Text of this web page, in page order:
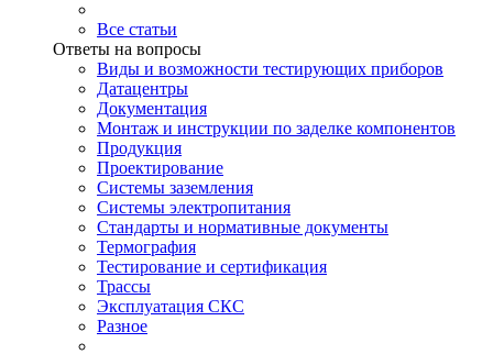
Все статьи
Ответы на вопросы
Виды и возможности тестирующих приборов
Датацентры
Документация
Монтаж и инструкции по заделке компонентов
Продукция
Проектирование
Системы заземления
Системы электропитания
Стандарты и нормативные документы
Термография
Тестирование и сертификация
Трассы
Эксплуатация СКС
Разное